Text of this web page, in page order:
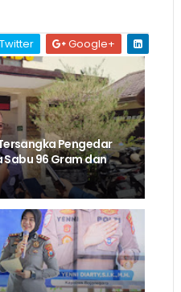
Twitter Google+
Pengedar
96 Gram dan